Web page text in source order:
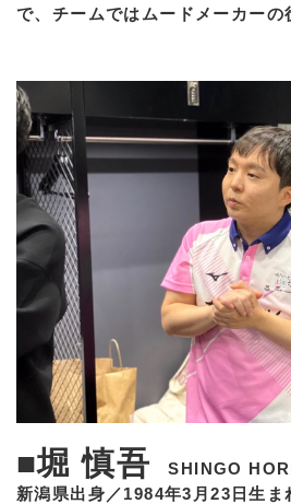
で、チームではムードメーカーの
■堀 慎吾
SHINGO
新潟県出身／1984年3月23日生ま